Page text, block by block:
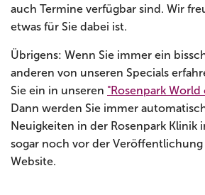
auch Termine verfügbar sind. Wir
etwas für Sie dabei ist.
Übrigens: Wenn Sie immer ein
anderen von unseren Specials
Sie ein in unseren "Rosenpark
Dann werden Sie immer
Neuigkeiten in der Rosenpark Klinik
sogar noch vor der Veröffentlichung
Website.